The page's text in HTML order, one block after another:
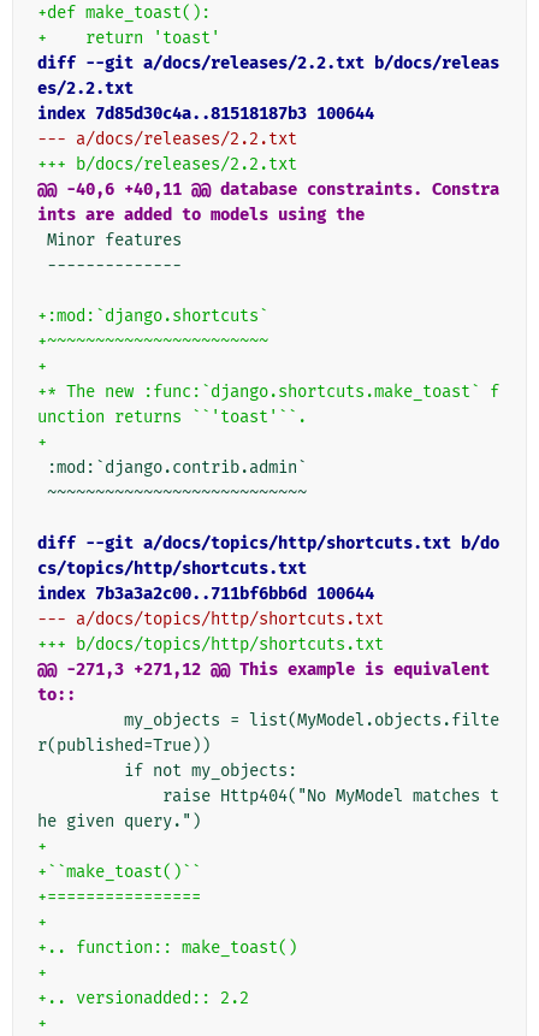
+def make_toast():
+    return 'toast'
diff --git a/docs/releases/2.2.txt b/docs/releas
es/2.2.txt
index 7d85d30c4a..81518187b3 100644
--- a/docs/releases/2.2.txt
+++ b/docs/releases/2.2.txt
@@ -40,6 +40,11 @@ database constraints. Constra
ints are added to models using the
Minor features
--------------
+:mod:`django.shortcuts`
+~~~~~~~~~~~~~~~~~~~~~~~
+
+* The new :func:`django.shortcuts.make_toast` f
unction returns ``'toast'``.
+
:mod:`django.contrib.admin`
~~~~~~~~~~~~~~~~~~~~~~~~~~~
diff --git a/docs/topics/http/shortcuts.txt b/do
cs/topics/http/shortcuts.txt
index 7b3a3a2c00..711bf6bb6d 100644
--- a/docs/topics/http/shortcuts.txt
+++ b/docs/topics/http/shortcuts.txt
@@ -271,3 +271,12 @@ This example is equivalent
to::
        my_objects = list(MyModel.objects.filte
r(published=True))
        if not my_objects:
            raise Http404("No MyModel matches t
he given query.")
+
+``make_toast()``
+================
+
+.. function:: make_toast()
+
+.. versionadded:: 2.2
+